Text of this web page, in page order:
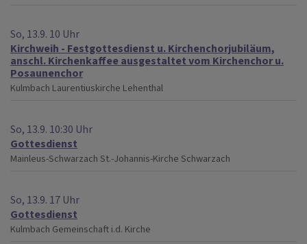
So, 13.9. 10 Uhr
Kirchweih - Festgottesdienst u. Kirchenchorjubiläum,
anschl. Kirchenkaffee ausgestaltet vom Kirchenchor u.
Posaunenchor
Kulmbach Laurentiuskirche Lehenthal
So, 13.9. 10:30 Uhr
Gottesdienst
Mainleus-Schwarzach St.-Johannis-Kirche Schwarzach
So, 13.9. 17 Uhr
Gottesdienst
Kulmbach Gemeinschaft i.d. Kirche